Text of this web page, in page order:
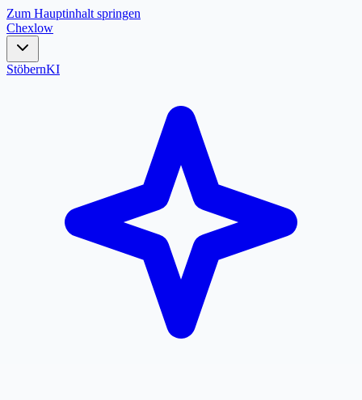
Zum Hauptinhalt springen
Chexlow
StöbernKI